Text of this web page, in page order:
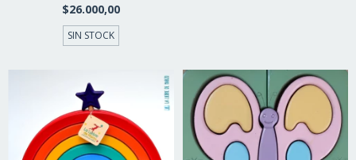
$26.000,00
SIN STOCK